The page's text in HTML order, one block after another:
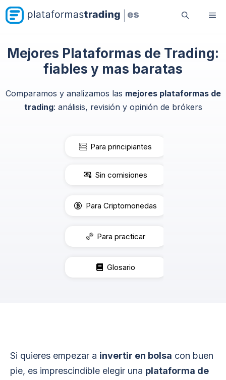
Saltar
al
Mejores Plataformas de Trading:
fiables y mas baratas
Comparamos y analizamos las mejores plataformas de
trading: análisis, revisión y opinión de brókers
Para principiantes
Sin comisiones
Para Criptomonedas
Para practicar
Glosario
Si quieres empezar a invertir en bolsa con buen
pie, es imprescindible elegir una plataforma de